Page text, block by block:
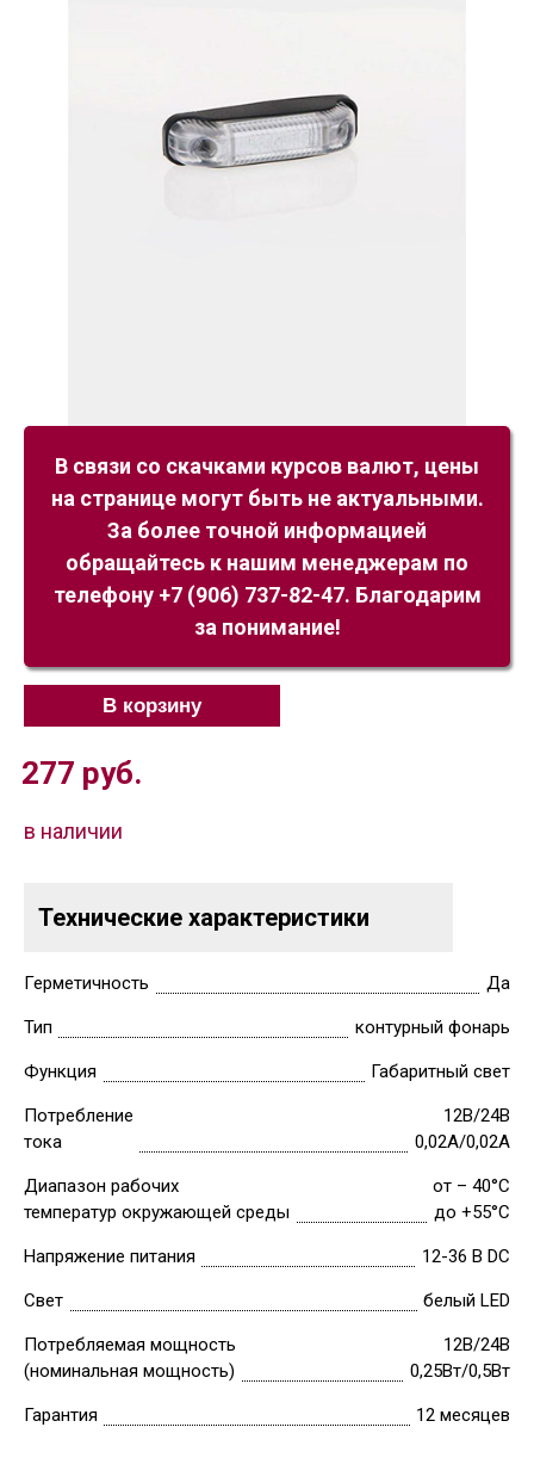
В связи со скачками курсов валют, цены
на странице могут быть не актуальными.
За более точной информацией
обращайтесь к нашим менеджерам по
телефону +7 (906) 737-82-47. Благодарим
за понимание!
В корзину
277 руб.
в наличии
Технические характеристики
Герметичность Да
Тип контурный фонарь
Функция Габаритный свет
Потребление
тока
12В/24В
0,02А/0,02А
Диапазон рабочих
температур окружающей среды
от – 40°C
до +55°C
Напряжение питания 12-36 В DC
Свет белый LED
Потребляемая мощность
(номинальная мощность)
12В/24В
0,25Вт/0,5Вт
Гарантия 12 месяцев